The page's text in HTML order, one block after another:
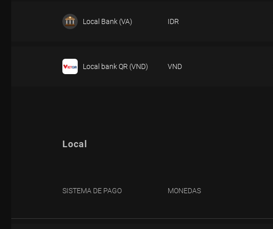
DEPÓSITO
Local Bank (VA) IDR
DEPÓSITO
Local bank QR (VND) VND
Local
SISTEMA DE PAGO MONEDAS